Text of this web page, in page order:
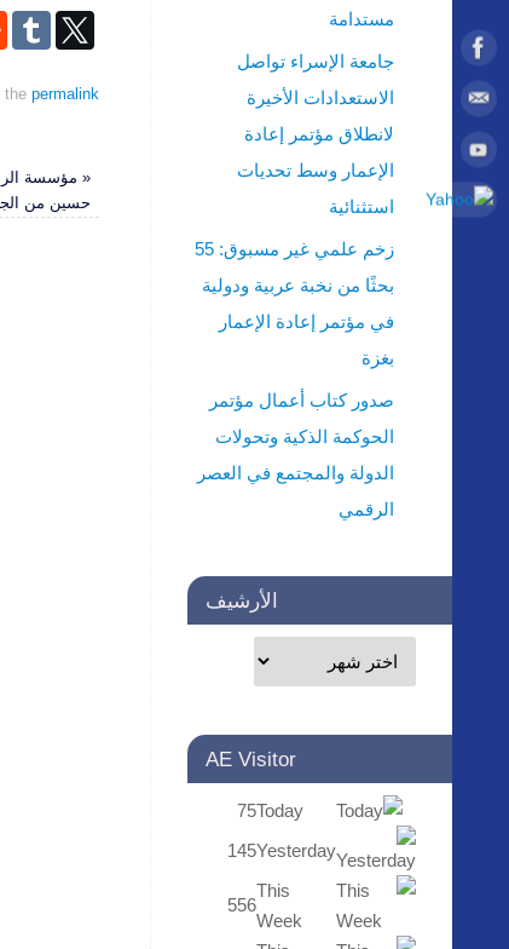
the permalink
«مؤسسة
حسين من
مستدامة
جامعة الإسراء تواصل
الاستعدادات الأخيرة
لانطلاق مؤتمر إعادة
الإعمار وسط تحديات
استثنائية
زخم علمي غير مسبوق: 55
بحثًا من نخبة عربية ودولية
في مؤتمر إعادة الإعمار
بغزة
صدور كتاب أعمال مؤتمر
الحوكمة الذكية وتحولات
الدولة والمجتمع في العصر
الرقمي
الأرشيف
AE Visitor
Today
75
Yesterday
145
This
Week
556